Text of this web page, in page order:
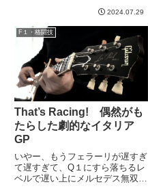
いと思います。朝倉未来 vs. 平
本蓮立ち上がり、両者ともにいい
感じで動けています。...
2024.07.29
F１・格闘技
That’s Racing! 偶然がも
たらした劇的なイタリア
GP
いやー、もうフェラーリが遅すぎ
て遅すぎて、Q１にすら落ちるレ
ベルで遅い上にメルセデス無双す